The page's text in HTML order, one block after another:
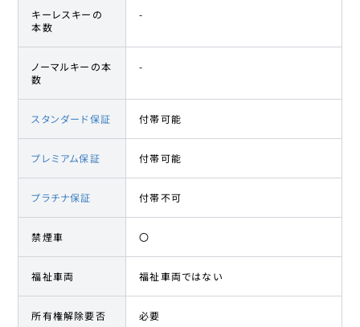
キーレスキーの
本数
-
ノーマルキーの本
数
-
スタンダード保証 付帯可能
プレミアム保証 付帯可能
プラチナ保証 付帯不可
禁煙車 〇
福祉車両 福祉車両ではない
所有権解除要否 必要